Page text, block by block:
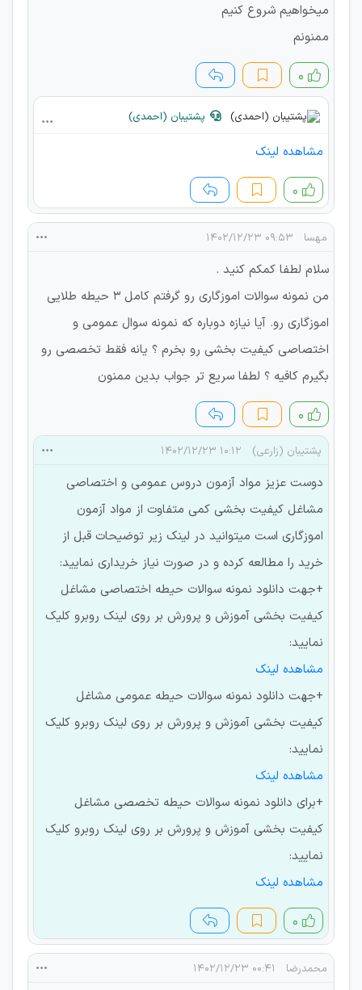
میخواهیم شروع کنیم
ممنونم
۰
پشتیبان (احمدی)
مشاهده لینک
۰
مهسا ۰۹:۵۳ ۱۴۰۲/۱۲/۲۳
سلام لطفا کمکم کنید .
من نمونه سوالات اموزگاری رو گرفتم کامل ۳ حیطه طلایی
اموزگاری رو. آیا نیازه دوباره که نمونه سوال عمومی و
اختصاصی کیفیت بخشی رو بخرم ؟ یانه فقط تخصصی رو
بگیرم کافیه ؟ لطفا سریع تر جواب بدین ممنون
۰
پشتیبان (زارعی) ۱۰:۱۲ ۱۴۰۲/۱۲/۲۳
دوست عزیز مواد آزمون دروس عمومی و اختصاصی
مشاغل کیفیت بخشی کمی متفاوت از مواد آزمون
اموزگاری است میتوانید در لینک زیر توضیحات قبل از
خرید را مطالعه کرده و در صورت نیاز خریداری نمایید:
+جهت دانلود نمونه سوالات حیطه اختصاصی مشاغل
کیفیت بخشی آموزش و پرورش بر روی لینک روبرو کلیک
نمایید:
مشاهده لینک
+جهت دانلود نمونه سوالات حیطه عمومی مشاغل
کیفیت بخشی آموزش و پرورش بر روی لینک روبرو کلیک
نمایید:
مشاهده لینک
+برای دانلود نمونه سوالات حیطه تخصصی مشاغل
کیفیت بخشی آموزش و پرورش بر روی لینک روبرو کلیک
نمایید:
مشاهده لینک
۰
محمدرضا ۰۰:۴۱ ۱۴۰۲/۱۲/۲۳